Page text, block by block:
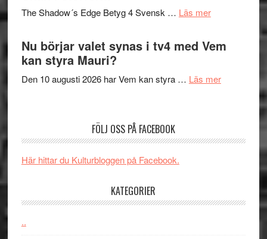
och
The Shadow´s Edge Betyg 4 Svensk … Läs merom
Filmrecension:
Shadow
Edge
spännande
Nu börjar valet synas i tv4 med Vem
kan styra Mauri?
Den 10 augusti 2026 har Vem kan styra … Läs merom
kan
FÖLJ OSS PÅ FACEBOOK
Här hittar du Kulturbloggen på Facebook.
KATEGORIER
..